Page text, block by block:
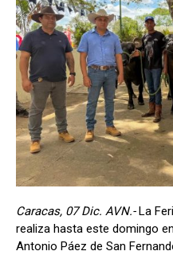
Caracas, 07 Dic. AVN.-La
realiza hasta este domingo
Antonio Páez de San